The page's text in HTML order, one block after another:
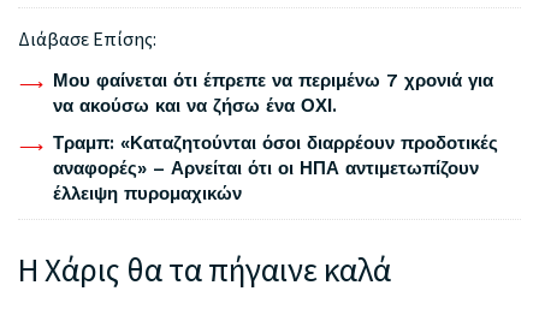
Διάβασε Επίσης:
Μου φαίνεται ότι έπρεπε να περιμένω 7 χρονιά για
να ακούσω και να ζήσω ένα ΟΧΙ.
Τραμπ: «Καταζητούνται όσοι διαρρέουν προδοτικές
αναφορές» – Αρνείται ότι οι ΗΠΑ αντιμετωπίζουν
έλλειψη πυρομαχικών
Η Χάρις θα τα πήγαινε καλά